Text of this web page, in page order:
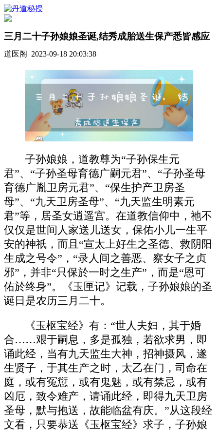
三月二十子孙娘娘圣诞,结秀成胎送生保产悉皆感应
道医阁 2023-09-18 20:03:38
子孙娘娘，道教尊为“子孙保生元
君”、“子孙圣母育德广嗣元君”、“子孙圣母
育德广胤卫房元君”、“保生护产卫房圣
母”、“九天卫房圣母”、“九天监生明素元
君”等，居圣女逍遥宫。在道教信仰中，祂不
仅仅是世间人家送儿送女，保佑小儿一生平
安的神祇，而且“宣太上好生之圣德、救阴阳
生成之号令”，“录人间之善恶、察女子之贞
邪”，并非“只保於一时之生产”，而是“恩可
佑於终身”。《玉匣记》记载，子孙娘娘的圣
诞日是农历三月二十。
《玉枢宝经》有：“世人夫妇，其于婚
合……艰于嗣息，多是孤独，若欲求男，即
诵此经，当有九天监生大神，招神摄风，遂
生贤子，于其生产之时，太乙在门，司命在
庭，或有冤愆，或有鬼魅，或有禁忌，或有
凶厄，致令难产，请诵此经，即得九天卫房
圣母，默与抱送，故能临盆有庆。”从这段经
文看，只要恭送《玉枢宝经》求子，子孙娘